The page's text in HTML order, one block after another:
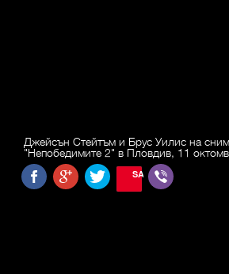
Джейсън Стейтъм и Брус Уилис на
"Непобедимите 2" в Пловдив, 11
SAVE